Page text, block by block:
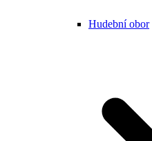
Hudební obor